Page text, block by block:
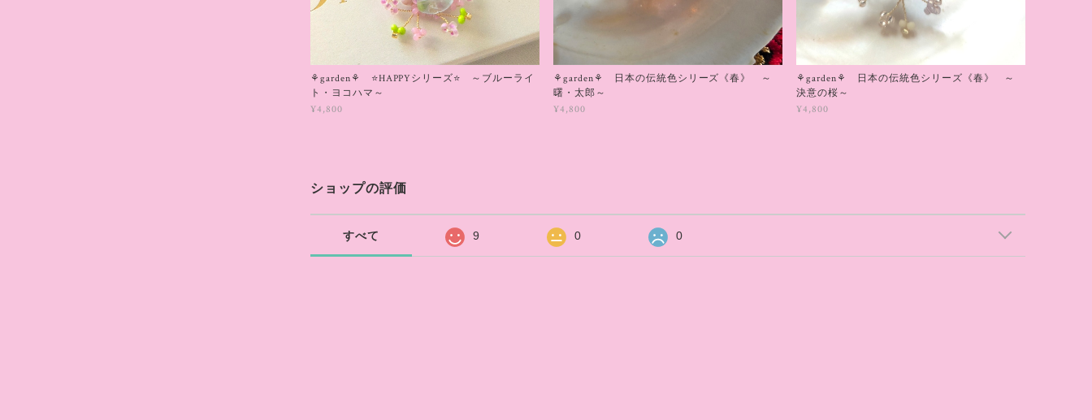
⚘garden⚘ ⭐HAPPYシリーズ⭐ ～ブルーライ
ト・ヨコハマ～
¥4,800
⚘garden⚘ 日本の伝統色シリーズ《春》 ～
曙・太郎～
¥4,800
⚘garden⚘ 日本の伝統色シリーズ《春》 ～
決意の桜～
¥4,800
ショップの評価
すべて 9 0 0